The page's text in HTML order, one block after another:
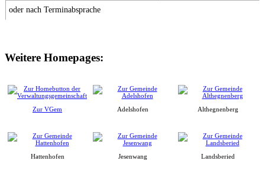
oder nach Terminabsprache
Weitere Homepages:
Zur VGem Adelshofen Althegnenberg
Hattenhofen Jesenwang Landsberied